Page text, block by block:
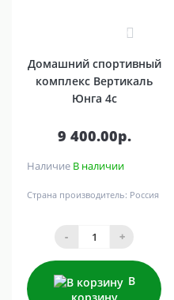
Домашний спортивный
комплекс Вертикаль
Юнга 4c
9 400.00р.
Наличие В наличии
Страна производитель: Россия
- +
В